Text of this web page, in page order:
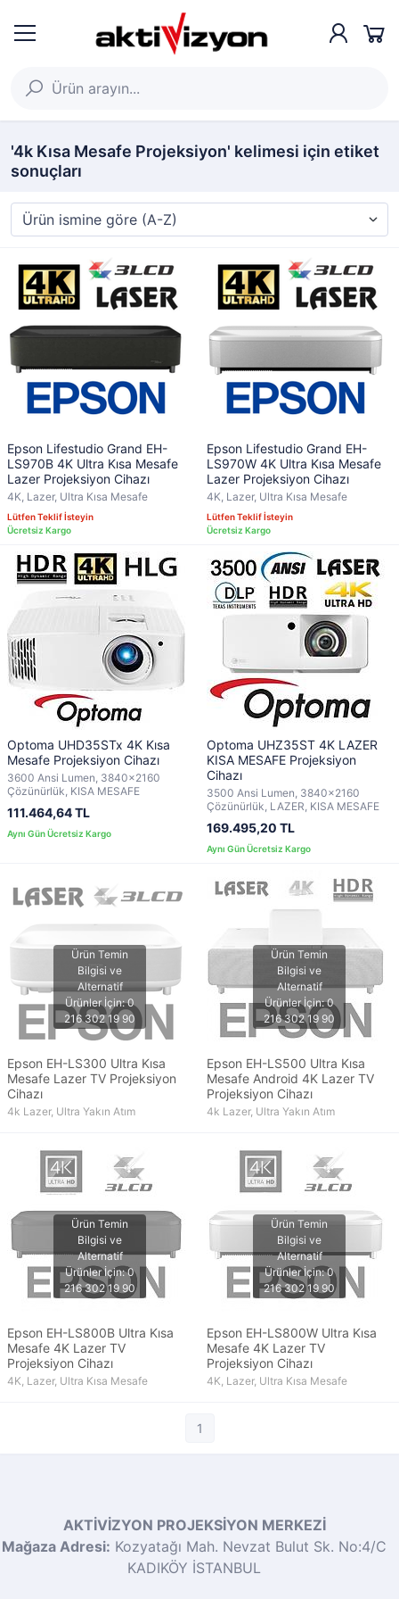
'4k Kısa Mesafe Projeksiyon' kelimesi için etiket
sonuçları
Epson Lifestudio Grand EH-
LS970B 4K Ultra Kısa Mesafe
Lazer Projeksiyon Cihazı
4K, Lazer, Ultra Kısa Mesafe
Lütfen Teklif İsteyin
Epson Lifestudio Grand EH-
LS970W 4K Ultra Kısa Mesafe
Lazer Projeksiyon Cihazı
4K, Lazer, Ultra Kısa Mesafe
Lütfen Teklif İsteyin
Optoma UHD35STx 4K Kısa
Mesafe Projeksiyon Cihazı
3600 Ansi Lumen, 3840x2160
Çözünürlük, KISA MESAFE
111.464,64 TL
Optoma UHZ35ST 4K LAZER
KISA MESAFE Projeksiyon
Cihazı
3500 Ansi Lumen, 3840x2160
Çözünürlük, LAZER, KISA MESAFE
169.495,20 TL
Epson EH-LS300 Ultra Kısa
Mesafe Lazer TV Projeksiyon
Cihazı
4k Lazer, Ultra Yakın Atım
Epson EH-LS500 Ultra Kısa
Mesafe Android 4K Lazer TV
Projeksiyon Cihazı
4k Lazer, Ultra Yakın Atım
Epson EH-LS800B Ultra Kısa
Mesafe 4K Lazer TV
Projeksiyon Cihazı
4K, Lazer, Ultra Kısa Mesafe
Epson EH-LS800W Ultra Kısa
Mesafe 4K Lazer TV
Projeksiyon Cihazı
4K, Lazer, Ultra Kısa Mesafe
1
AKTİVİZYON PROJEKSİYON MERKEZİ
Mağaza Adresi: Kozyatağı Mah. Nevzat Bulut Sk. No:4/C
KADIKÖY İSTANBUL